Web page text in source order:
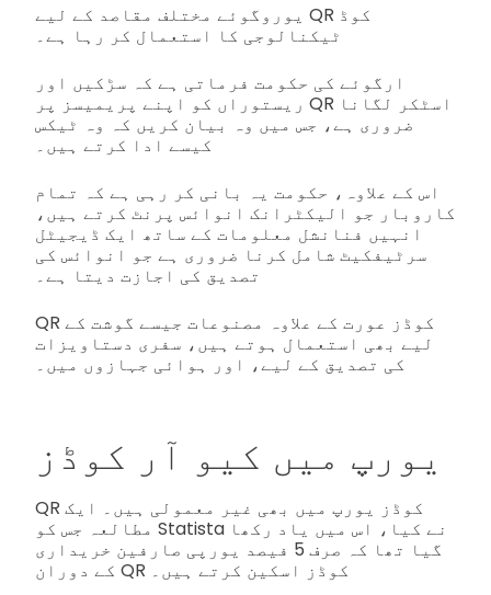
یوروگوئے مختلف مقاصد کے لیے QR کوڈ
ٹیکنالوجی کا استعمال کر رہا ہے۔
ارگوئے کی حکومت فرماتی ہے کہ سڑکیں اور
ریستوراں کو اپنے پریمیسز پر QR اسٹکر لگانا
ضروری ہے، جس میں وہ بیان کریں کہ وہ ٹیکس
کیسے ادا کرتے ہیں۔
اس کے علاوہ، حکومت یہ بانی کر رہی ہے کہ تمام
کاروبار جو الیکٹرانک انوائس پرنٹ کرتے ہیں،
انہیں فنانشل معلومات کے ساتھ ایک ڈیجیٹل
سرٹیفکیٹ شامل کرنا ضروری ہے جو انوائس کی
تصدیق کی اجازت دیتا ہے۔
QR کوڈز عورت کے علاوہ مصنوعات جیسے گوشت کے
لیے بھی استعمال ہوتے ہیں، سفری دستاویزات
کی تصدیق کے لیے، اور ہوائی جہازوں میں۔
یورپ میں کیو آر کوڈز
QR کوڈز یورپ میں بھی غیر معمولی ہیں۔ ایک
مطالعہ جس کو Statista نے کیا، اس میں یاد رکھا
گیا تھا کہ صرف 5 فیصد یورپی صارفین خریداری
کے دوران QR کوڈز اسکین کرتے ہیں۔